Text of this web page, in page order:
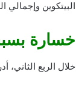
البيتكوين
خسارة
خلال الربع